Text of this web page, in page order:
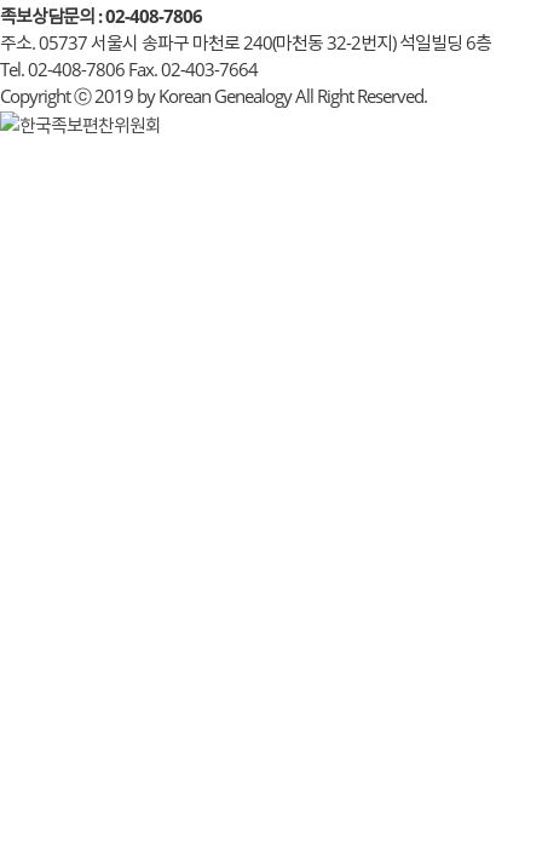
족보상담문의 : 02-408-7806
주소. 05737 서울시 송파구 마천로 240(마천동 32-2번지) 석일빌딩 6층
Tel. 02-408-7806 Fax. 02-403-7664
Copyright ⓒ 2019 by Korean Genealogy All Right Reserved.